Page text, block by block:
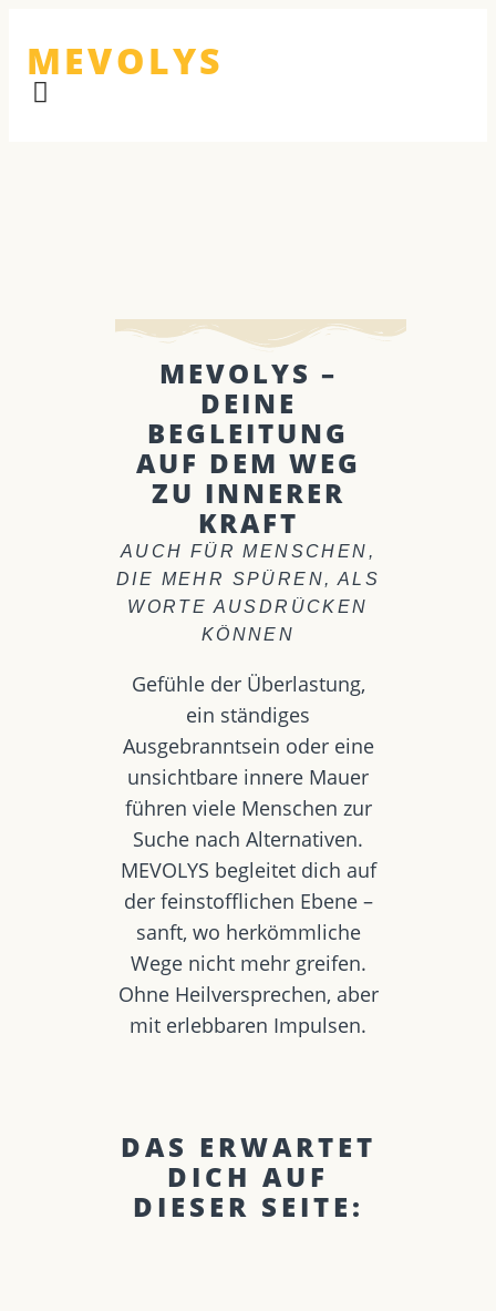
MEVOLYS
MEVOLYS –
DEINE
BEGLEITUNG
AUF DEM WEG
ZU INNERER
KRAFT
AUCH FÜR MENSCHEN,
DIE MEHR SPÜREN, ALS
WORTE AUSDRÜCKEN
KÖNNEN
Gefühle der Überlastung,
ein ständiges
Ausgebranntsein oder eine
unsichtbare innere Mauer
führen viele Menschen zur
Suche nach Alternativen.
MEVOLYS begleitet dich auf
der feinstofflichen Ebene –
sanft, wo herkömmliche
Wege nicht mehr greifen.
Ohne Heilversprechen, aber
mit erlebbaren Impulsen.
DAS ERWARTET
DICH AUF
DIESER SEITE: